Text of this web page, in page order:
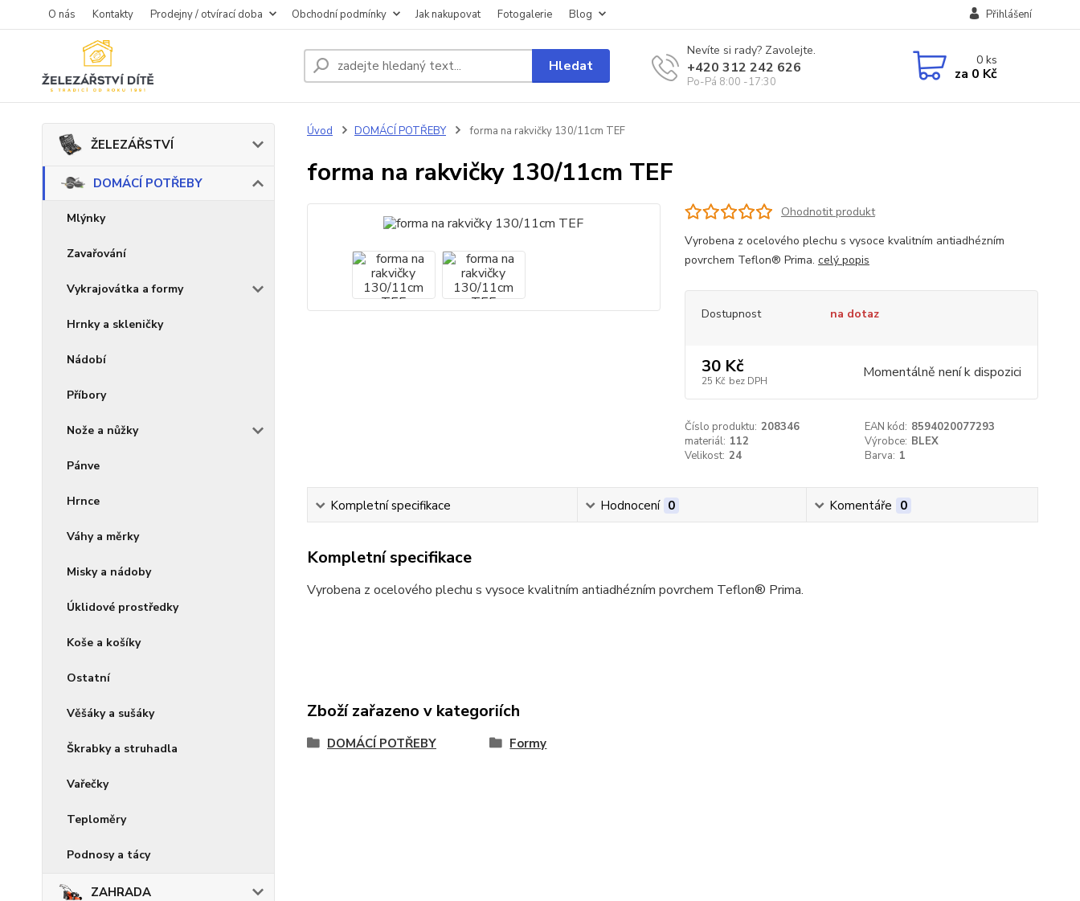
O nás Kontakty Prodejny / otvírací doba Obchodní podmínky Jak nakupovat Fotogalerie Blog Přihlášení
Hledat
Nevíte si rady? Zavolejte.
+420 312 242 626
Po-Pá 8:00 -17:30
0ks
za 0 Kč
ŽELEZÁŘSTVÍ
DOMÁCÍ POTŘEBY
Mlýnky
Zavařování
Vykrajovátka a formy
Hrnky a skleničky
Nádobí
Příbory
Nože a nůžky
Pánve
Hrnce
Váhy a měrky
Misky a nádoby
Úklidové prostředky
Koše a košíky
Ostatní
Věšáky a sušáky
Škrabky a struhadla
Vařečky
Teploměry
Podnosy a tácy
ZAHRADA
Úvod DOMÁCÍ POTŘEBY forma na rakvičky 130/11cm TEF
forma na rakvičky 130/11cm TEF
Ohodnotit produkt
Vyrobena z ocelového plechu s vysoce kvalitním antiadhézním
povrchem Teflon® Prima. celý popis
Dostupnost na dotaz
30 Kč
25 Kč bez DPH Momentálně není k dispozici
Číslo produktu: 208346 EAN kód: 8594020077293
materiál: 112 Výrobce: BLEX
Velikost: 24 Barva: 1
Kompletní specifikace Hodnocení 0 Komentáře 0
Kompletní specifikace
Vyrobena z ocelového plechu s vysoce kvalitním antiadhézním povrchem Teflon® Prima.
Zboží zařazeno v kategoriích
DOMÁCÍ POTŘEBY Formy